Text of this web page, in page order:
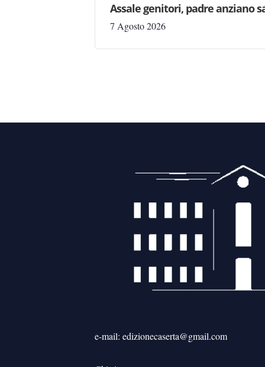
Assale genitori, padre anziano
7 Agosto 2026
e-mail: edizionecaserta@gmail.com